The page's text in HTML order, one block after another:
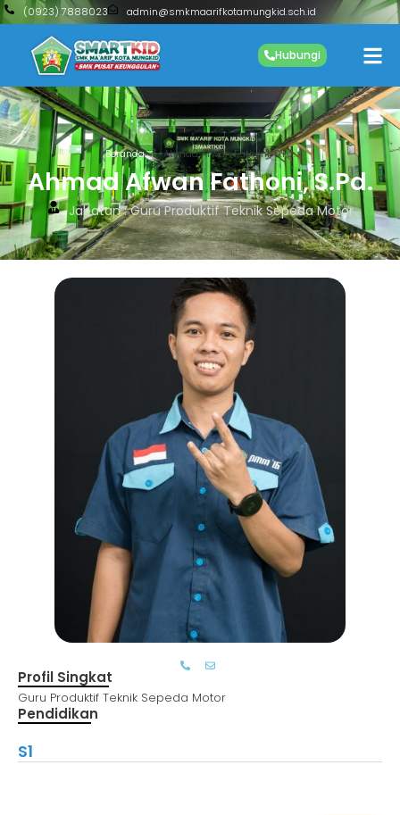
(0923) 7888023 admin@smkmaarifkotamungkid.sch.id
Hubungi
Beranda Ahmad Afwan Fathoni, S.Pd.
Ahmad Afwan Fathoni, S.Pd.
Jabatan : Guru Produktif Teknik Sepeda Motor
Profil Singkat
Guru Produktif Teknik Sepeda Motor
Pendidikan
S1